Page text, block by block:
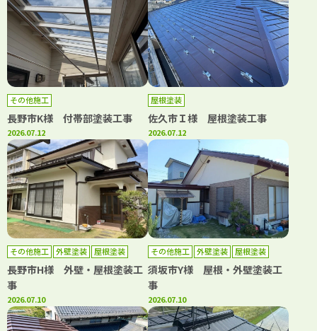
その他施工
長野市K様 付帯部塗装工事
2026.07.12
屋根塗装
佐久市Ｉ様 屋根塗装工事
2026.07.12
その他施工 外壁塗装 屋根塗装
長野市H様 外壁・屋根塗装工
事
2026.07.10
その他施工 外壁塗装 屋根塗装
須坂市Y様 屋根・外壁塗装工
事
2026.07.10